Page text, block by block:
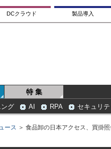
DCクラウド 製品導入
特 集
グ AI RPA セキュリテ
ース ＞ 食品卸の日本アクセス、買掛